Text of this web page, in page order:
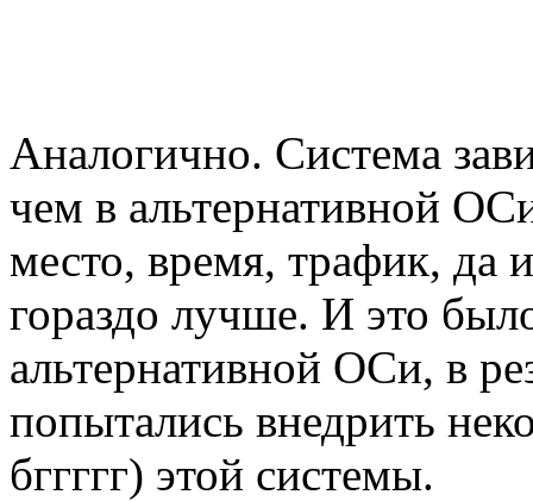
Аналогично. Система
чем в альтернативной
место, время, трафик, да
гораздо лучше. И это
альтернативной ОСи, в
попытались внедрить
бггггг) этой системы.